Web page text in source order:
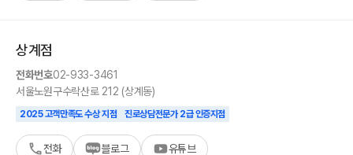
상계점
전화번호02-933-3461
서울노원구수락산로 212 (상계동)
2025 고객만족도 수상 지점 진로상담전문가 2급 인증지점
전화 블로그 유튜브